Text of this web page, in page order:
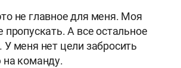
не главное для меня. Моя
пропускать. А все остальное
У меня нет цели забросить
на команду.